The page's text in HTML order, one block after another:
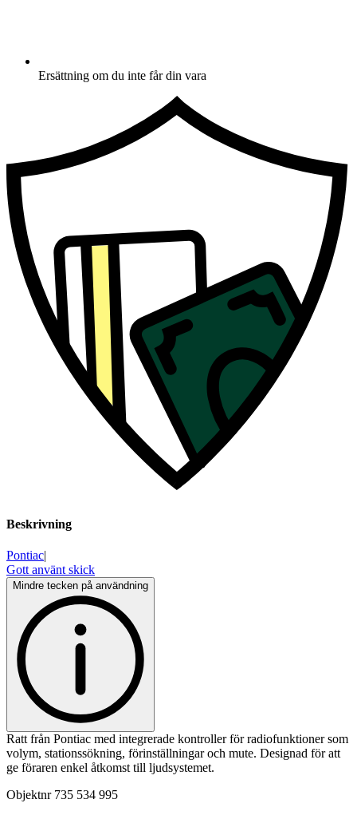
Ersättning om du inte får din vara
Beskrivning
Pontiac|
Gott använt skick
Mindre tecken på användning
Ratt från Pontiac med integrerade kontroller för radiofunktioner som
volym, stationssökning, förinställningar och mute. Designad för att
ge föraren enkel åtkomst till ljudsystemet.
Objektnr 735 534 995